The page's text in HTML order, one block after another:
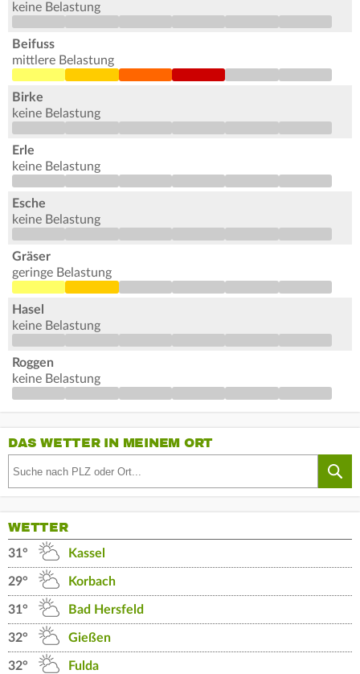
keine Belastung
Beifuss
mittlere Belastung
Birke
keine Belastung
Erle
keine Belastung
Esche
keine Belastung
Gräser
geringe Belastung
Hasel
keine Belastung
Roggen
keine Belastung
DAS WETTER IN MEINEM ORT
WETTER
31° Kassel
29° Korbach
31° Bad Hersfeld
32° Gießen
32° Fulda